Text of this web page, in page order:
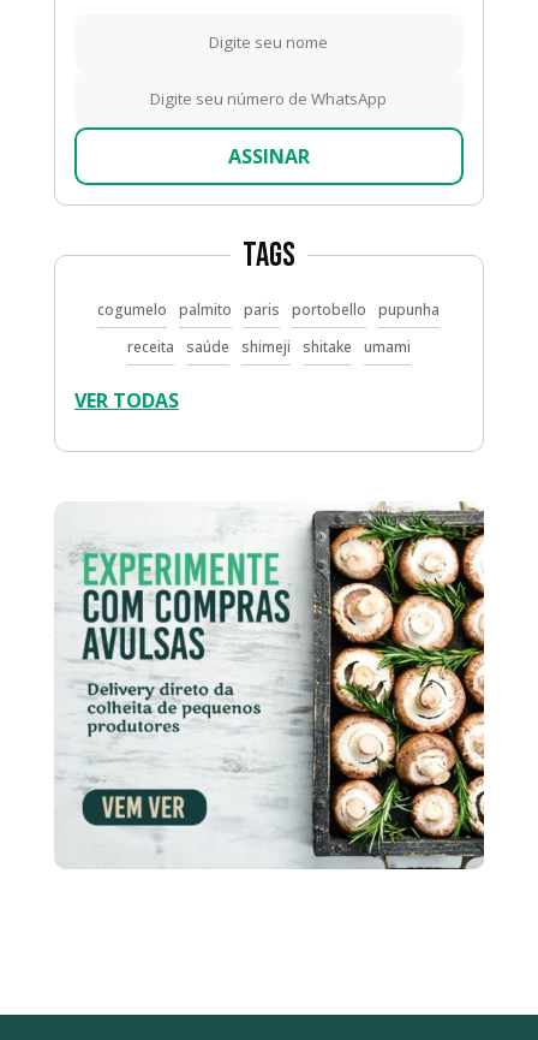
ASSINAR
Tags
cogumelo palmito paris portobello
pupunha
receita
saúde shimeji shitake umami
VER TODAS